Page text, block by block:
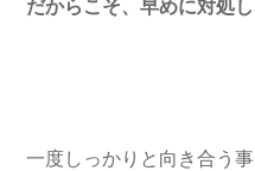
だからこそ、早めに対処
一度しっかりと向き合う